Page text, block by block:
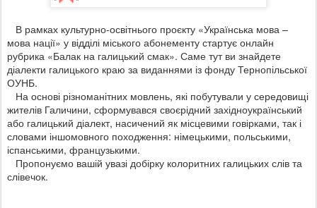
В рамках культурно-освітнього проєкту «Українська мова –
мова нації» у відділі міського абонементу стартує онлайн
рубрика «Балак на галицький смак». Саме тут ви знайдете
діалекти галицького краю за виданнями із фонду Тернопільської
ОУНБ.
На основі різноманітних мовлень, які побутували у середовищі
жителів Галичини, сформувався своєрідний західноукраїнський
або галицький діалект, насичений як місцевими говірками, так і
словами іншомовного походження: німецькими, польськими,
іспанськими, французькими.
Пропонуємо вашій увазі добірку колоритних галицьких слів та
слівечок.